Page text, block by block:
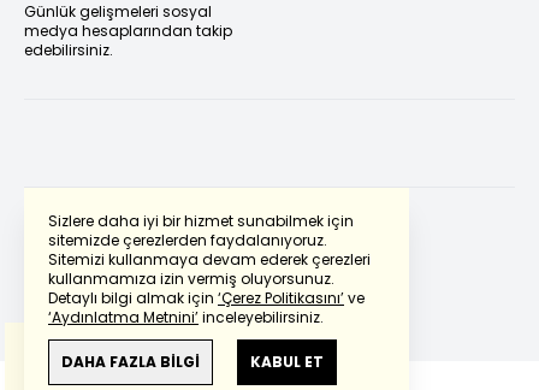
Sizlere daha iyi bir hizmet sunabilmek için
sitemizde çerezlerden faydalanıyoruz.
Sitemizi kullanmaya devam ederek çerezleri
kullanmamıza izin vermiş oluyorsunuz.
Detaylı bilgi almak için ‘Çerez Politikasını’ve
‘Aydınlatma Metnini’inceleyebilirsiniz.
DAHA FAZLA BİLGİ KABUL ET
Günlük gelişmeleri sosyal
medya hesaplarından takip
edebilirsiniz.
Powered by Translate
Bu çevirideGoogle Transletekullanılmıştır.
Anlam ve çeviri hatalarından
haberturk.com
sorumlu değildir.